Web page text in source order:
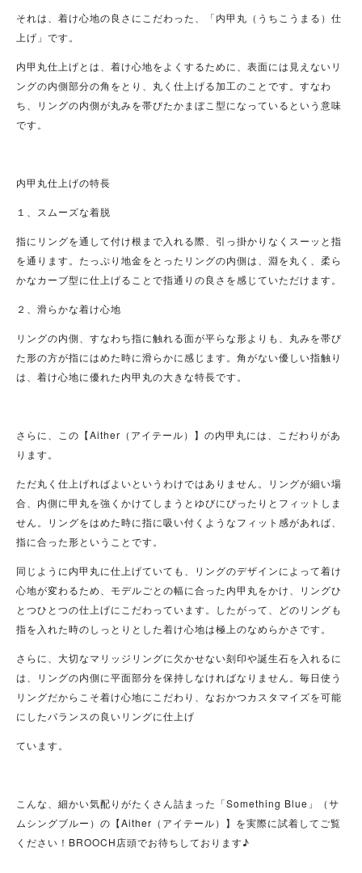
それは、着け心地の良さにこだわった、「内甲丸（うちこうまる）仕
上げ」です。
内甲丸仕上げとは、着け心地をよくするために、表面には見えないリ
ングの内側部分の角をとり、丸く仕上げる加工のことです。すなわ
ち、リングの内側が丸みを帯びたかまぼこ型になっているという意味
です。
内甲丸仕上げの特長
１、スムーズな着脱
指にリングを通して付け根まで入れる際、引っ掛かりなくスーッと指
を通ります。たっぷり地金をとったリングの内側は、淵を丸く、柔ら
かなカーブ型に仕上げることで指通りの良さを感じていただけます。
２、滑らかな着け心地
リングの内側、すなわち指に触れる面が平らな形よりも、丸みを帯び
た形の方が指にはめた時に滑らかに感じます。角がない優しい指触り
は、着け心地に優れた内甲丸の大きな特長です。
さらに、この【Aither（アイテール）】の内甲丸には、こだわりがあ
ります。
ただ丸く仕上げればよいというわけではありません。リングが細い場
合、内側に甲丸を強くかけてしまうとゆびにぴったりとフィットしま
せん。リングをはめた時に指に吸い付くようなフィット感があれば、
指に合った形ということです。
同じように内甲丸に仕上げていても、リングのデザインによって着け
心地が変わるため、モデルごとの幅に合った内甲丸をかけ、リングひ
とつひとつの仕上げにこだわっています。したがって、どのリングも
指を入れた時のしっとりとした着け心地は極上のなめらかさです。
さらに、大切なマリッジリングに欠かせない刻印や誕生石を入れるに
は、リングの内側に平面部分を保持しなければなりません。毎日使う
リングだからこそ着け心地にこだわり、なおかつカスタマイズを可能
にしたバランスの良いリングに仕上げ
ています。
こんな、細かい気配りがたくさん詰まった「Something Blue」（サ
ムシングブルー）の【Aither（アイテール）】を実際に試着してご覧
ください！BROOCH店頭でお待ちしております♪